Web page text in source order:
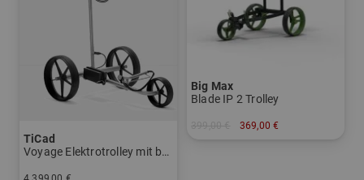
TiCad
Voyage Elektrotrolley mit belederter Drehgriffsteuerung
Big Max
Blade IP 2 Trolley
369,00 €